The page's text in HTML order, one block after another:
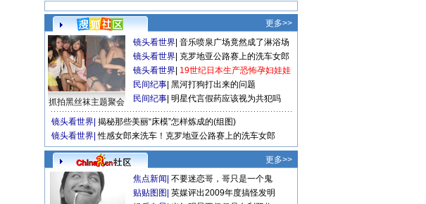
更多>>
抓拍黑丝袜主题聚会
镜头看世界 音乐喷泉广场竟然成了淋浴场
镜头看世界 克罗地亚公路赛上的洗车女郎
镜头看世界 19世纪日本生产恐怖孕妇娃娃
民间纪事 黑河打狗打出来的问题
民间纪事 明星代言假药应该视为共犯吗
镜头看世界 揭秘那些美丽“床模”怎样炼成的(组图)
镜头看世界 性感女郎来洗车！克罗地亚公路赛上的洗车女郎
更多>>
焦点新闻 不要迷恋哥，哥只是一个鬼
贴贴图图 英媒评出2009年度搞怪发明